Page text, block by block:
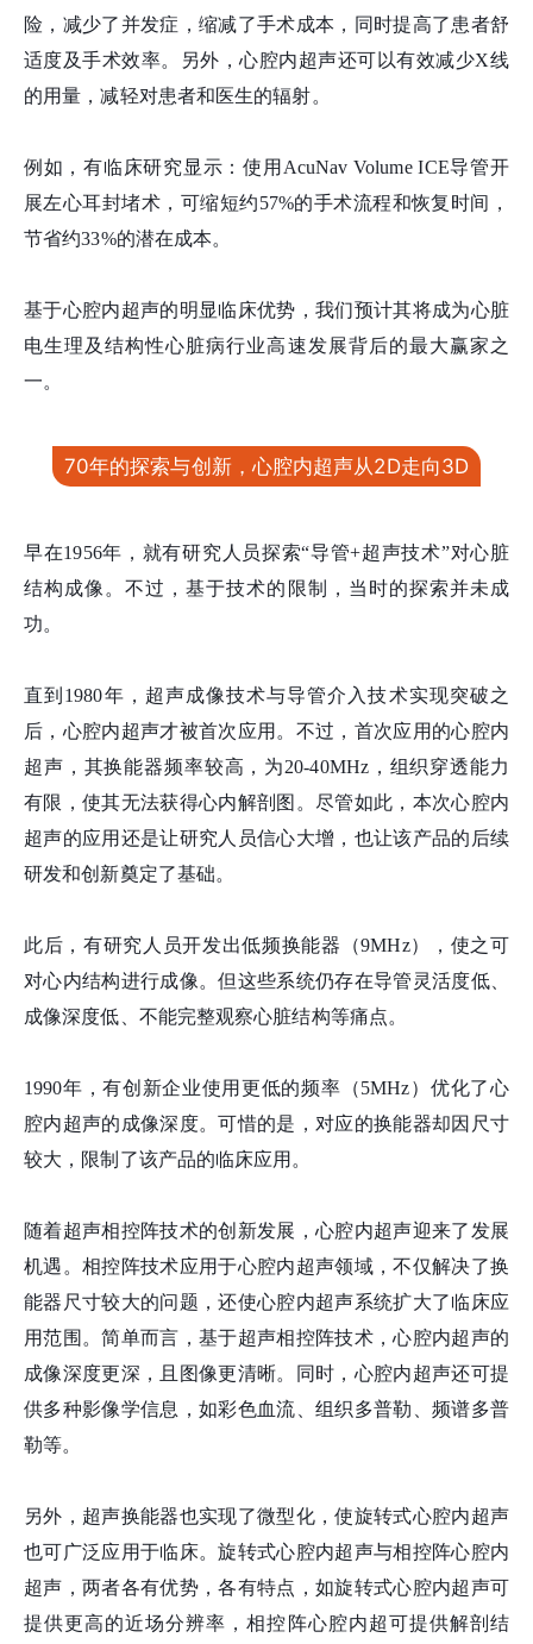
险，减少了并发症，缩减了手术成本，同时提高了患者舒
适度及手术效率。另外，心腔内超声还可以有效减少X线
的用量，减轻对患者和医生的辐射。
例如，有临床研究显示：使用AcuNav Volume ICE导管开
展左心耳封堵术，可缩短约57%的手术流程和恢复时间，
节省约33%的潜在成本。
基于心腔内超声的明显临床优势，我们预计其将成为心脏
电生理及结构性心脏病行业高速发展背后的最大赢家之
一。
70年的探索与创新，心腔内超声从2D走向3D
早在1956年，就有研究人员探索“导管+超声技术”对心脏
结构成像。不过，基于技术的限制，当时的探索并未成
功。
直到1980年，超声成像技术与导管介入技术实现突破之
后，心腔内超声才被首次应用。不过，首次应用的心腔内
超声，其换能器频率较高，为20-40MHz，组织穿透能力
有限，使其无法获得心内解剖图。尽管如此，本次心腔内
超声的应用还是让研究人员信心大增，也让该产品的后续
研发和创新奠定了基础。
此后，有研究人员开发出低频换能器（9MHz），使之可
对心内结构进行成像。但这些系统仍存在导管灵活度低、
成像深度低、不能完整观察心脏结构等痛点。
1990年，有创新企业使用更低的频率（5MHz）优化了心
腔内超声的成像深度。可惜的是，对应的换能器却因尺寸
较大，限制了该产品的临床应用。
随着超声相控阵技术的创新发展，心腔内超声迎来了发展
机遇。相控阵技术应用于心腔内超声领域，不仅解决了换
能器尺寸较大的问题，还使心腔内超声系统扩大了临床应
用范围。简单而言，基于超声相控阵技术，心腔内超声的
成像深度更深，且图像更清晰。同时，心腔内超声还可提
供多种影像学信息，如彩色血流、组织多普勒、频谱多普
勒等。
另外，超声换能器也实现了微型化，使旋转式心腔内超声
也可广泛应用于临床。旋转式心腔内超声与相控阵心腔内
超声，两者各有优势，各有特点，如旋转式心腔内超声可
提供更高的近场分辨率，相控阵心腔内超可提供解剖结